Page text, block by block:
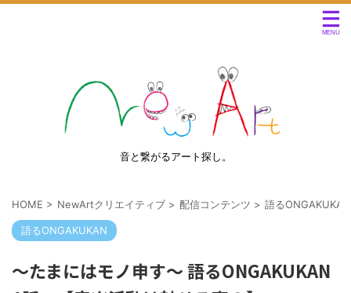
音と繋がるアート探し。
HOME > NewArtクリエイティブ > 配信コンテンツ > 語るONGAKUKAN
語るONGAKUKAN
～たまにはモノ申す～ 語るONGAKUKAN